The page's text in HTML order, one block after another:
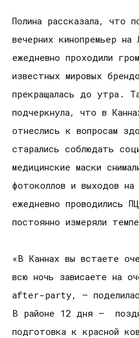
Полина рассказала, что
вечерних кинопремьер на
ежедневно проходили
известных мировых
прекращалась до утра.
подчеркнула, что в
отнеслись к вопросам
старались соблюдать
медицинские маски
фотоколлов и выходов на
ежедневно проводились
постоянно измеряли
«В Каннах вы встаете
всю ночь зависаете на
after-party, —
В районе 12 дня —
подготовка к красной